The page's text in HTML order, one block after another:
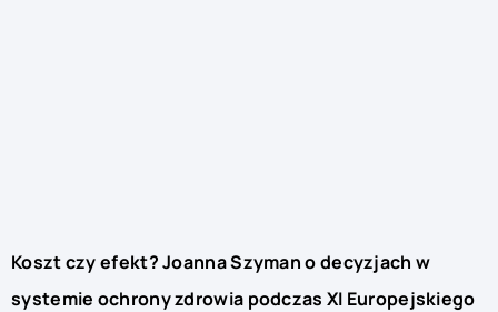
Koszt czy efekt? Joanna Szyman o decyzjach w
systemie ochrony zdrowia podczas XI Europejskiego